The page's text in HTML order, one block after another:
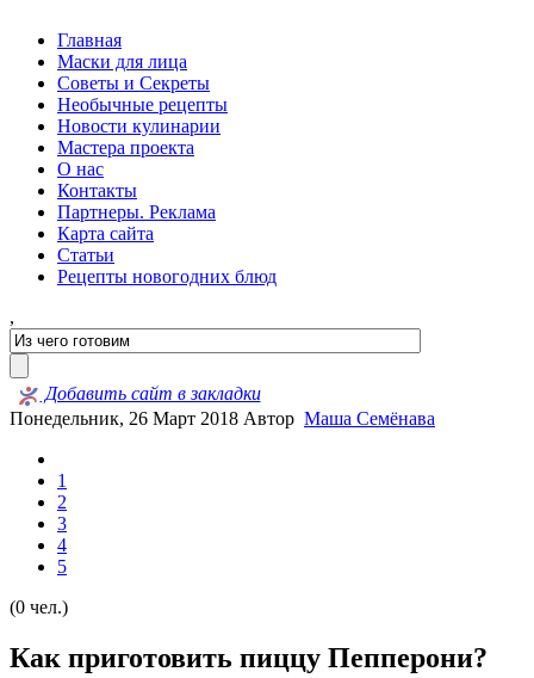
Главная
Маски для лица
Советы и Секреты
Необычные рецепты
Новости кулинарии
Мастера проекта
О нас
Контакты
Партнеры. Реклама
Карта сайта
Статьи
Рецепты новогодних блюд
,
Добавить сайт в закладки
Понедельник, 26 Март 2018 Автор Маша Семёнава
1
2
3
4
5
(0 чел.)
Как приготовить пиццу Пепперони?